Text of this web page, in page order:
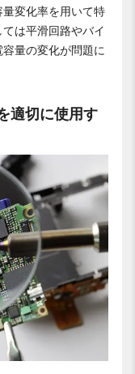
変化率を用いて特
は平滑回路やバイ
量の変化が問題に
適切に使用す